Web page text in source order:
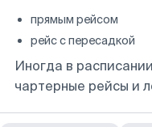
прямым рейсом
рейс с пересадкой
Иногда в
чартерные рейсы и